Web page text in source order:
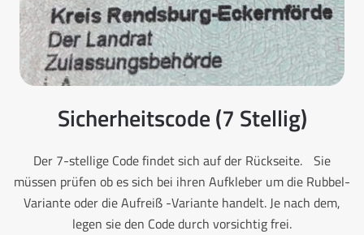
Sicherheitscode (7 Stellig)
Der 7-stellige Code findet sich auf der Rückseite. Sie
müssen prüfen ob es sich bei ihren Aufkleber um die Rubbel-
Variante oder die Aufreiß -Variante handelt. Je nach dem,
legen sie den Code durch vorsichtig frei.